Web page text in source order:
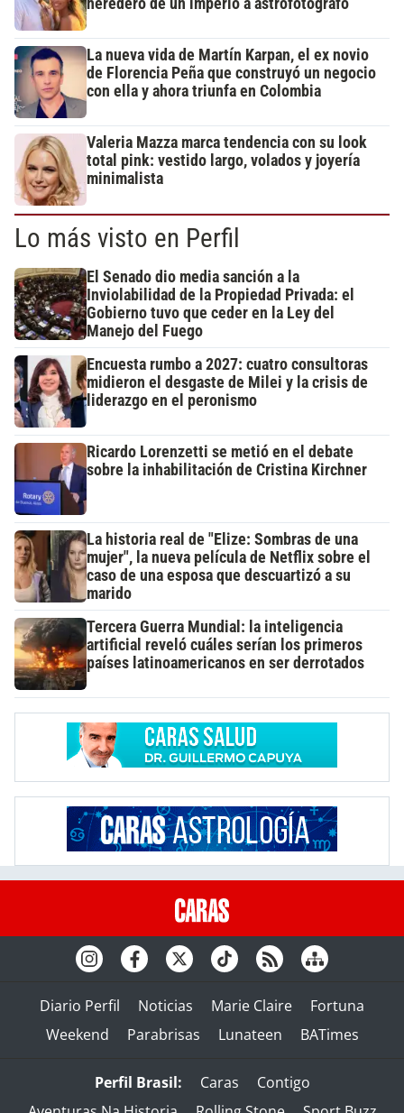
heredero de un imperio a astrofotógrafo
La nueva vida de Martín Karpan, el ex novio
de Florencia Peña que construyó un negocio
con ella y ahora triunfa en Colombia
Valeria Mazza marca tendencia con su look
total pink: vestido largo, volados y joyería
minimalista
Lo más visto en Perfil
El Senado dio media sanción a la
Inviolabilidad de la Propiedad Privada: el
Gobierno tuvo que ceder en la Ley del
Manejo del Fuego
Encuesta rumbo a 2027: cuatro consultoras
midieron el desgaste de Milei y la crisis de
liderazgo en el peronismo
Ricardo Lorenzetti se metió en el debate
sobre la inhabilitación de Cristina Kirchner
La historia real de "Elize: Sombras de una
mujer", la nueva película de Netflix sobre el
caso de una esposa que descuartizó a su
marido
Tercera Guerra Mundial: la inteligencia
artificial reveló cuáles serían los primeros
países latinoamericanos en ser derrotados
Diario Perfil Noticias Marie Claire
Fortuna
Weekend
Parabrisas Lunateen BATimes
Perfil Brasil: Caras
Contigo